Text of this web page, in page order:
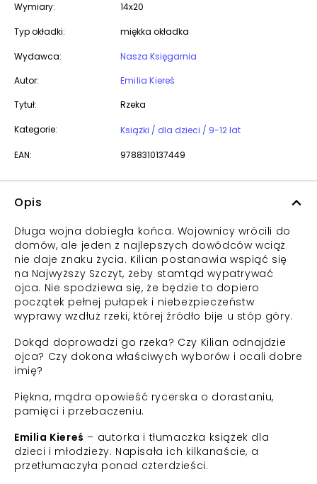
Wymiary: 14x20
Typ okładki: miękka okładka
Wydawca:
Nasza Księgarnia
Autor:
Emilia Kiereś
Tytuł:
Rzeka
Kategorie: Książki / dla dzieci / 9-12 lat
EAN: 9788310137449
Opis
Długa wojna dobiegła końca. Wojownicy wrócili do
domów, ale jeden z najlepszych dowódców wciąż
nie daje znaku życia. Kilian postanawia wspiąć się
na Najwyższy Szczyt, żeby stamtąd wypatrywać
ojca. Nie spodziewa się, że będzie to dopiero
początek pełnej pułapek i niebezpieczeństw
wyprawy wzdłuż rzeki, której źródło bije u stóp góry.
Dokąd doprowadzi go rzeka? Czy Kilian odnajdzie
ojca? Czy dokona właściwych wyborów i ocali dobre
imię?
Piękna, mądra opowieść rycerska o dorastaniu,
pamięci i przebaczeniu.
Emilia Kiereś – autorka i tłumaczka książek dla
dzieci i młodzieży. Napisała ich kilkanaście, a
przetłumaczyła ponad czterdzieści.